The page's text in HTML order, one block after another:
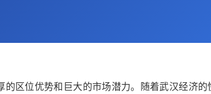
区位优势和巨大的市场潜力。随着武汉经济的